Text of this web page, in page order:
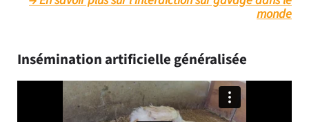
monde
Insémination artificielle généralisée